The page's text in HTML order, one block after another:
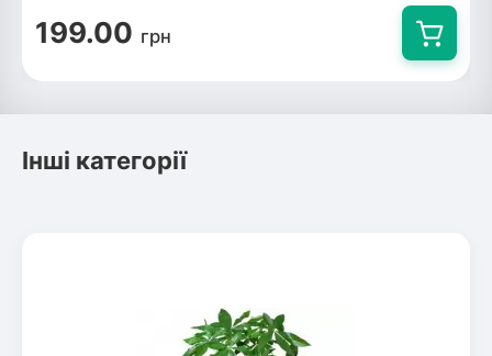
199.00 грн
Інші категорії